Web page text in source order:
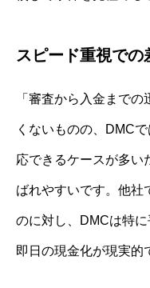
スピード重視での
「審査から入金まで
くないものの、DMC
応できるケースが多い
ばれやすいです。他社
のに対し、DMCは特
即日の現金化が現実的